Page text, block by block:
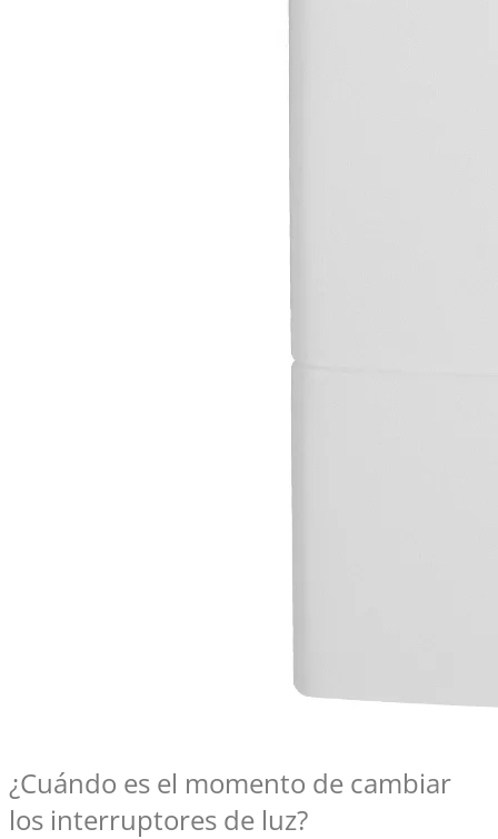
¿Cuándo es el momento de cambiar
los interruptores de luz?